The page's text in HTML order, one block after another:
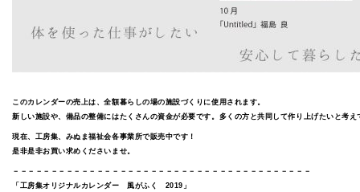
このカレンダーの売上は、全額暮らしの場の施設づくりに使用されます。
新しい施設や、備品の整備にはたくさんの資金が必要です。多くの方と共同して作り上げたいと考え
現在、工房集、みぬま福祉会各事業所で販売中です！
是非是非お買い求めくださいませ。
－－－－－－－－－－－－－－－－－－－－－－－－－－－－－－－－－－－－－－－
「工房集オリジナルカレンダー 風がふく 2019」